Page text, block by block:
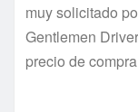
muy solicitado
Gentlemen
precio de